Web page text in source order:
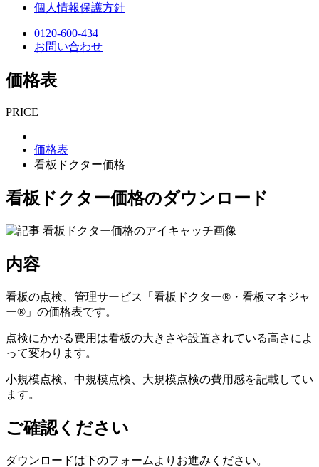
個人情報保護方針
0120-600-434
お問い合わせ
価格表
PRICE
価格表
看板ドクター価格
看板ドクター価格のダウンロード
内容
看板の点検、管理サービス「看板ドクター®・看板マネジャ
ー®」の価格表です。
点検にかかる費用は看板の大きさや設置されている高さによ
って変わります。
小規模点検、中規模点検、大規模点検の費用感を記載してい
ます。
ご確認ください
ダウンロードは下のフォームよりお進みください。